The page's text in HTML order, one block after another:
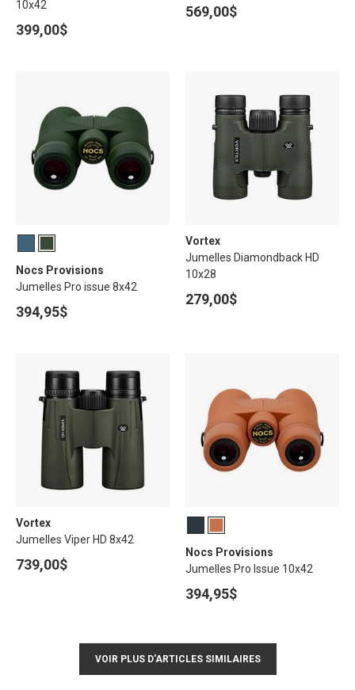
10x42
399,00$
569,00$
Nocs Provisions
Jumelles Pro issue 8x42
394,95$
Vortex
Jumelles Diamondback HD
10x28
279,00$
Vortex
Jumelles Viper HD 8x42
739,00$
Nocs Provisions
Jumelles Pro Issue 10x42
394,95$
VOIR PLUS D'ARTICLES SIMILAIRES